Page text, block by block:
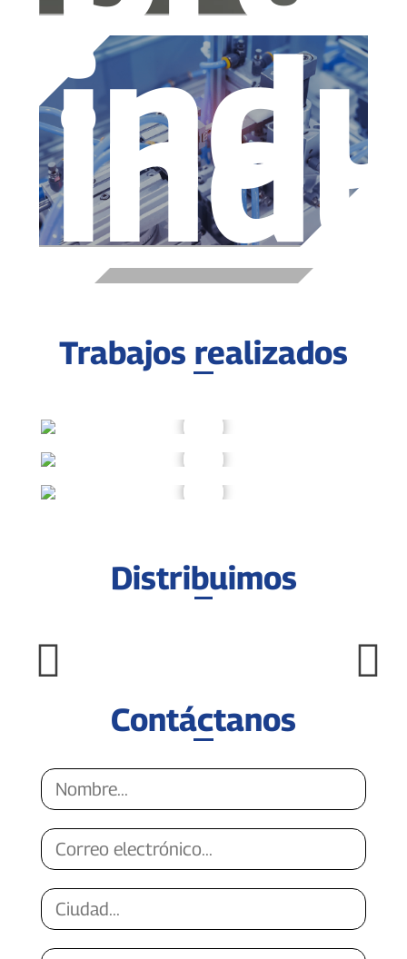
Trabajos realizados
Distribuimos
Contáctanos